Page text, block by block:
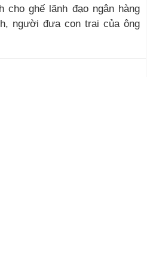
cho ghế lãnh đạo ngân hàng
người đưa con trai của ông